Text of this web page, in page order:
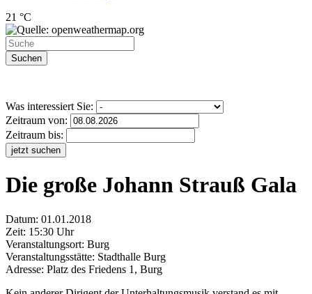
21 °C
Suchen
Was interessiert Sie:
Zeitraum von:
Zeitraum bis:
jetzt suchen
Die große Johann Strauß Gala
Datum: 01.01.2018
Zeit: 15:30 Uhr
Veranstaltungsort: Burg
Veranstaltungsstätte: Stadthalle Burg
Adresse: Platz des Friedens 1, Burg